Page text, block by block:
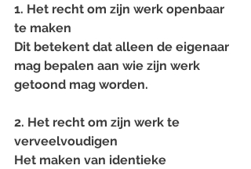
1. Het recht om zijn werk openbaar
te maken
Dit betekent dat alleen de eigenaar
mag bepalen aan wie zijn werk
getoond mag worden.
2. Het recht om zijn werk te
verveelvoudigen
Het maken van identieke